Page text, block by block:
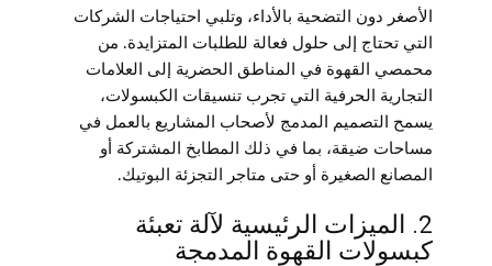
الأصغر دون التضحية بالأداء، وتلبي احتياجات الشركات
التي تحتاج إلى حلول فعالة للطلبات المتزايدة. من
محمصي القهوة في المناطق الحضرية إلى العلامات
التجارية الحرفية التي تجرب تنسيقات الكبسولات،
يسمح التصميم المدمج لأصحاب المشاريع بالعمل في
مساحات ضيقة، بما في ذلك المطابخ المشتركة أو
المصانع الصغيرة أو حتى متاجر التجزئة البوتيك.
2. الميزات الرئيسية لآلة تعبئة
كبسولات القهوة المدمجة